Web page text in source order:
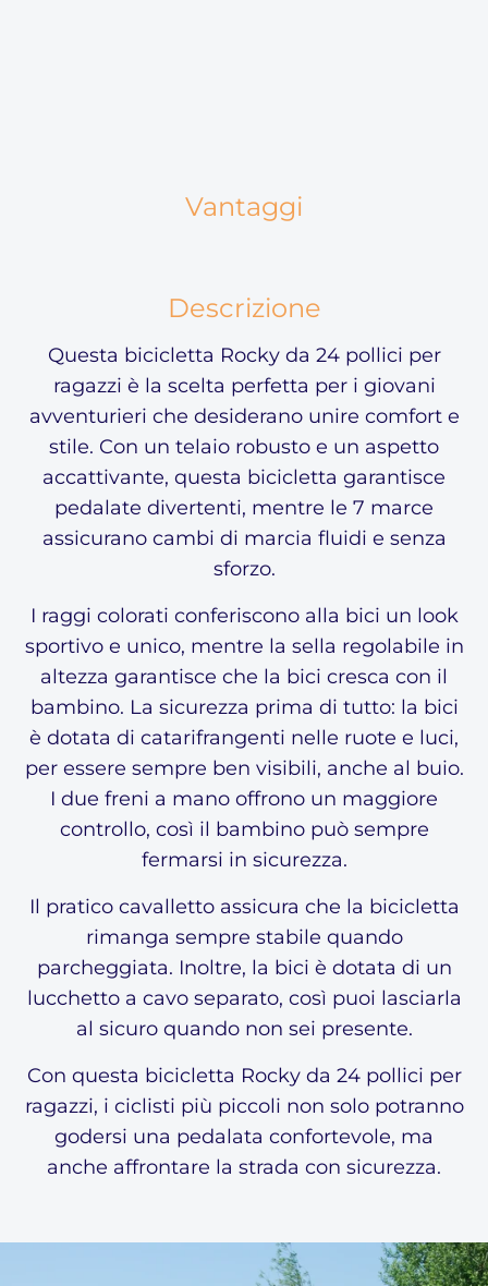
Vantaggi
Descrizione
Questa bicicletta Rocky da 24 pollici per
ragazzi è la scelta perfetta per i giovani
avventurieri che desiderano unire comfort e
stile. Con un telaio robusto e un aspetto
accattivante, questa bicicletta garantisce
pedalate divertenti, mentre le 7 marce
assicurano cambi di marcia fluidi e senza
sforzo.
I raggi colorati conferiscono alla bici un look
sportivo e unico, mentre la sella regolabile in
altezza garantisce che la bici cresca con il
bambino. La sicurezza prima di tutto: la bici
è dotata di catarifrangenti nelle ruote e luci,
per essere sempre ben visibili, anche al buio.
I due freni a mano offrono un maggiore
controllo, così il bambino può sempre
fermarsi in sicurezza.
Il pratico cavalletto assicura che la bicicletta
rimanga sempre stabile quando
parcheggiata. Inoltre, la bici è dotata di un
lucchetto a cavo separato, così puoi lasciarla
al sicuro quando non sei presente.
Con questa bicicletta Rocky da 24 pollici per
ragazzi, i ciclisti più piccoli non solo potranno
godersi una pedalata confortevole, ma
anche affrontare la strada con sicurezza.